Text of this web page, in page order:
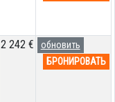
2 242 €
обновить
БРОНИРОВАТЬ